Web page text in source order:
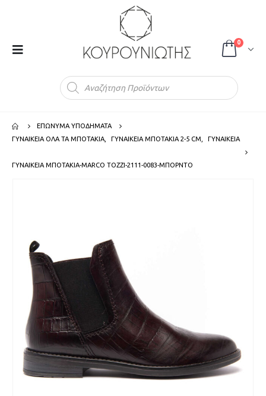
0
ΕΠΩΝΥΜΑ ΥΠΟΔΗΜΑΤΑ
ΓΥΝΑΙΚΕΙΑ ΟΛΑ ΤΑ ΜΠΟΤΑΚΙΑ
ΓΥΝΑΙΚΕΙΑ ΜΠΟΤΑΚΙΑ 2-5 CM ΓΥΝΑΙΚΕΙΑ
ΓΥΝΑΙΚΕΙΑ ΜΠΟΤΑΚΙΑ-MARCO TOZZI-2111-0083-ΜΠΟΡΝΤΟ